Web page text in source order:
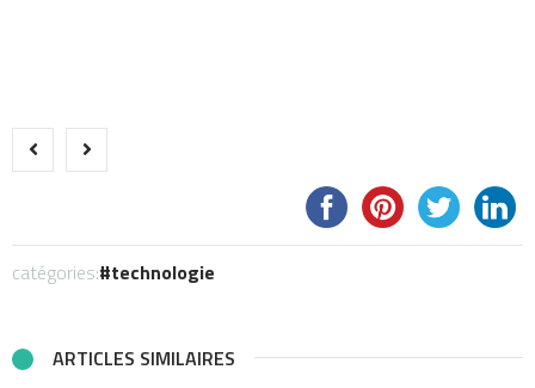
catégories: technologie
ARTICLES SIMILAIRES